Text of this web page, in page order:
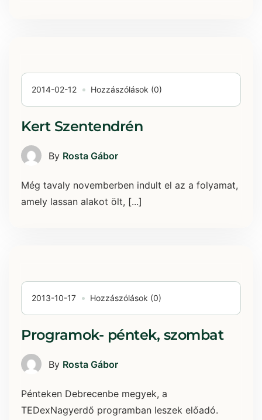
2014-02-12 Hozzászólások (0)
Kert Szentendrén
By Rosta Gábor
Még tavaly novemberben indult el az a folyamat,
amely lassan alakot ölt, [...]
2013-10-17 Hozzászólások (0)
Programok- péntek, szombat
By Rosta Gábor
Pénteken Debrecenbe megyek, a
TEDexNagyerdő programban leszek előadó.